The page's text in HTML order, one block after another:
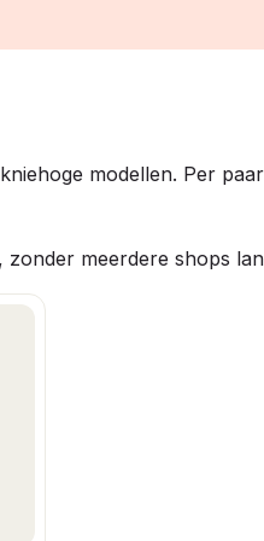
modellen. Per
meerdere shops